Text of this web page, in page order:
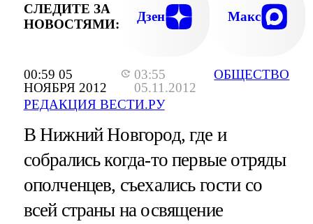
00:59 05
НОЯБРЯ 2012
03:55
05.11.2012
РЕДАКЦИЯ ВЕСТИ.РУ
ОБЩЕСТВО
СЛЕДИТЕ ЗА
НОВОСТЯМИ:
Дзен Макс
В Нижний Новгород, где и
собрались когда-то первые отряды
ополченцев, съехались гости со
всей страны на освящение